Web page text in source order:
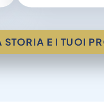
E I TUOI